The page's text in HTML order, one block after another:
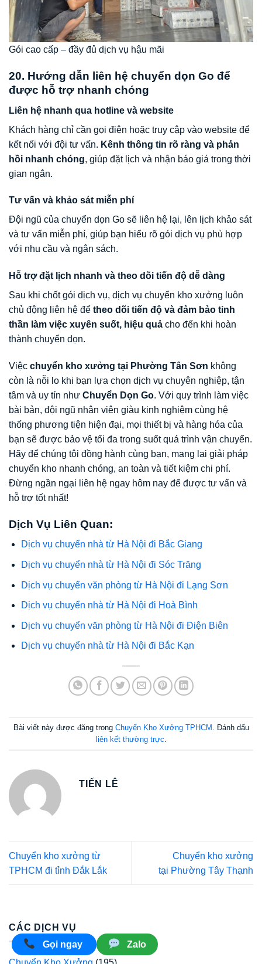
Gọi ngay Zalo
Gói cao cấp – đầy đủ dịch vụ hậu mãi
20. Hướng dẫn liên hệ chuyển dọn Go để
được hỗ trợ nhanh chóng
Liên hệ nhanh qua hotline và website
Khách hàng chỉ cần gọi điện hoặc truy cập vào website để
kết nối với đội tư vấn. Kênh thông tin rõ ràng và phản
hồi nhanh chóng, giúp đặt lịch và nhận báo giá trong thời
gian ngắn.
Tư vấn và khảo sát miễn phí
Đội ngũ của chuyển dọn Go sẽ liên hệ lại, lên lịch khảo sát
và tư vấn miễn phí, giúp bạn hiểu rõ gói dịch vụ phù hợp
với nhu cầu và ngân sách.
Hỗ trợ đặt lịch nhanh và theo dõi tiến độ dễ dàng
Sau khi chốt gói dịch vụ, dịch vụ chuyển kho xưởng luôn
chủ động liên hệ để theo dõi tiến độ và đảm bảo tinh
thần làm việc xuyên suốt, hiệu quả cho đến khi hoàn
thành chuyển dọn.
Việc chuyển kho xưởng tại Phường Tân Sơn không
còn là nỗi lo khi bạn lựa chọn dịch vụ chuyên nghiệp, tận
tâm và uy tín như Chuyển Dọn Go. Với quy trình làm việc
bài bản, đội ngũ nhân viên giàu kinh nghiệm cùng hệ
thống phương tiện hiện đại, mọi thiết bị và hàng hóa của
bạn sẽ được bảo vệ tối đa trong suốt quá trình vận chuyển.
Hãy để chúng tôi đồng hành cùng bạn, mang lại giải pháp
chuyển kho nhanh chóng, an toàn và tiết kiệm chi phí.
Đừng ngần ngại liên hệ ngay hôm nay để được tư vấn và
hỗ trợ tốt nhất!
Dịch Vụ Liên Quan:
Dịch vụ chuyển nhà từ Hà Nội đi Bắc Giang
Dịch vụ chuyển nhà từ Hà Nội đi Sóc Trăng
Dịch vụ chuyển văn phòng từ Hà Nội đi Lạng Sơn
Dịch vụ chuyển nhà từ Hà Nội đi Hoà Bình
Dịch vụ chuyển văn phòng từ Hà Nội đi Điện Biên
Dịch vụ chuyển nhà từ Hà Nội đi Bắc Kạn
Bài viết này được đăng trong Chuyển Kho Xưởng TPHCM . Đánh dấu
liên kết thường trực
TIẾN LÊ
Chuyển kho xưởng từ
TPHCM đi tỉnh Đắk Lắk
Chuyển kho xưởng
tại Phường Tây Thạnh
CÁC DỊCH VỤ